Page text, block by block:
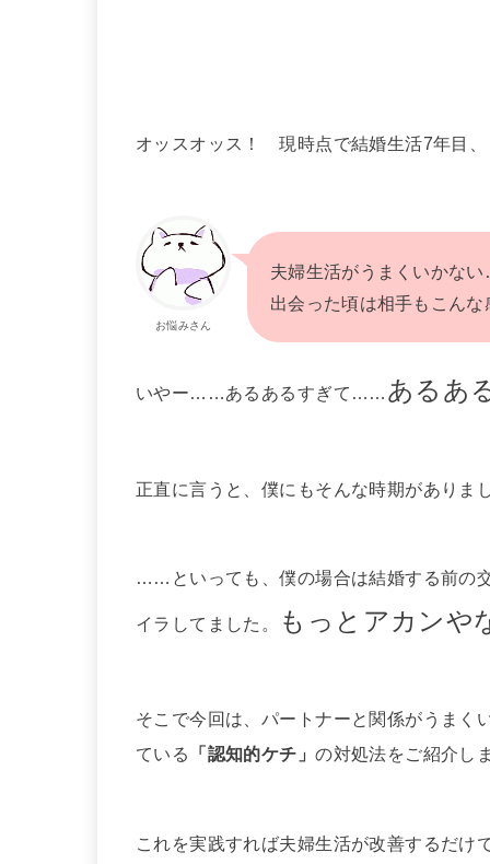
オッスオッス！ 現時点で結婚生活7年目
お悩みさん
夫婦生活がうまくいかな
出会った頃は相手もこん
いやー……あるあるすぎて…… あるあ
正直に言うと、僕にもそんな時期がありま
……といっても、僕の場合は結婚する前の
イラしてました。 もっとアカンや
そこで今回は、パートナーと関係がうまく
ている
「認知的ケチ」の対処法をご紹介し
これを実践すれば夫婦生活が改善するだけ